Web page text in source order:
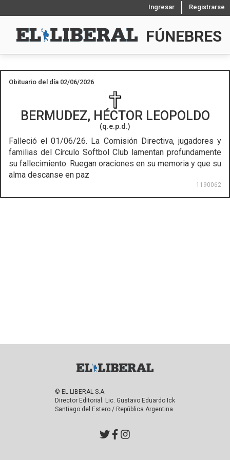
Ingresar Registrarse
FÚNEBRES
Obituario del día 02/06/2026
BERMUDEZ, HÉCTOR LEOPOLDO
(q.e.p.d.)
Falleció el 01/06/26. La Comisión Directiva, jugadores y
familias del Círculo Softbol Club lamentan profundamente
su fallecimiento. Ruegan oraciones en su memoria y que su
alma descanse en paz
1190062
© EL LIBERAL S.A.
Director Editorial: Lic. Gustavo Eduardo Ick
Santiago del Estero / República Argentina